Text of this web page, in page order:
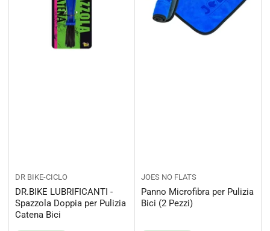
DR BIKE-CICLO
DR.BIKE LUBRIFICANTI -
Spazzola Doppia per Pulizia
Catena Bici
JOES NO FLATS
Panno Microfibra per Pulizia
Bici (2 Pezzi)